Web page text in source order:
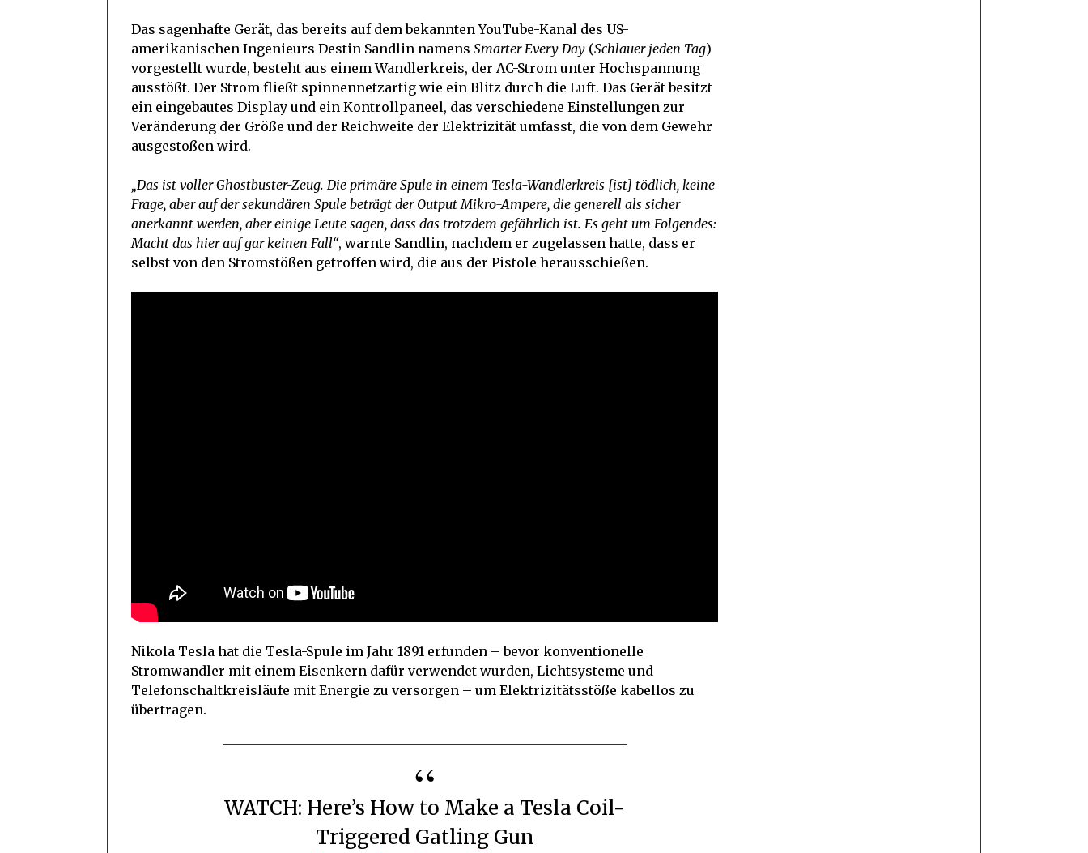
Das sagenhafte Gerät, das bereits auf dem bekannten YouTube-Kanal des US-
amerikanischen Ingenieurs Destin Sandlin namens Smarter Every Day (Schlauer jeden Tag)
vorgestellt wurde, besteht aus einem Wandlerkreis, der AC-Strom unter Hochspannung
ausstößt. Der Strom fließt spinnennetzartig wie ein Blitz durch die Luft. Das Gerät besitzt
ein eingebautes Display und ein Kontrollpaneel, das verschiedene Einstellungen zur
Veränderung der Größe und der Reichweite der Elektrizität umfasst, die von dem Gewehr
ausgestoßen wird.
„Das ist voller Ghostbuster-Zeug. Die primäre Spule in einem Tesla-Wandlerkreis [ist] tödlich, keine
Frage, aber auf der sekundären Spule beträgt der Output Mikro-Ampere, die generell als sicher
anerkannt werden, aber einige Leute sagen, dass das trotzdem gefährlich ist. Es geht um Folgendes:
Macht das hier auf gar keinen Fall“, warnte Sandlin, nachdem er zugelassen hatte, dass er
selbst von den Stromstößen getroffen wird, die aus der Pistole herausschießen.
Nikola Tesla hat die Tesla-Spule im Jahr 1891 erfunden – bevor konventionelle
Stromwandler mit einem Eisenkern dafür verwendet wurden, Lichtsysteme und
Telefonschaltkreisläufe mit Energie zu versorgen – um Elektrizitätsstöße kabellos zu
übertragen.
WATCH: Here’s How to Make a Tesla Coil-
Triggered Gatling Gun